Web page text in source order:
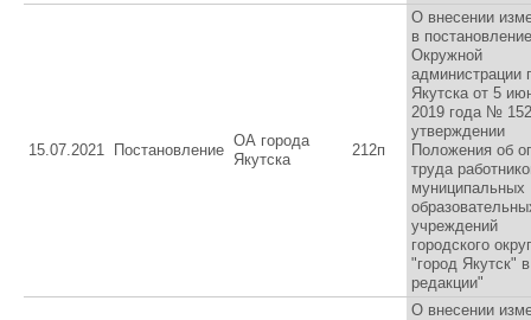
15.07.2021 Постановление
ОА города
Якутска
212п
О внесении
в постановление
Окружной
администрации
Якутска от 5
2019 года №
утверждении
Положения об
труда
муниципальных
учреждений
городского
"город Якутск"
редакции"
О внесении